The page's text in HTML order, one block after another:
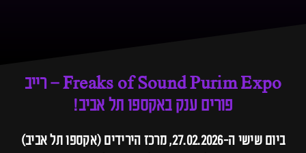
Freaks of Sound Purim Expo – רייב
פורים ענק באקספו תל אביב!
ביום שישי ה-27.02.2026, מרכז הירידים (אקספו תל אביב)